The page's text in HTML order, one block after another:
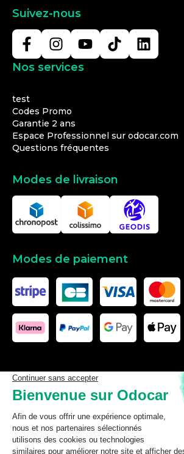
Suivez-nous
Nos services
test
Codes Promo
Garantie 2 ans
Espace Professionnel sur odocar.com
Questions fréquentes
Modes de livraison
Modes de paiement
Les données affichées ici, particulièrement la
complète, ne doivent pas être copiées. Il est
données ou la base de données complète, de
exploiter, ni de les rendre accessible à un
préalable de TecDoc. Toute infraction
droits d’auteur et fera l’objet de poursuites.